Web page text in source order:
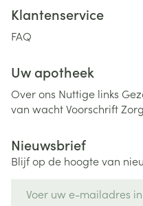
Klantenservice
FAQ
Uw apotheek
Over ons Nuttige links
van wachtVoorschrift
Nieuwsbrief
Blijf op de hoogte van